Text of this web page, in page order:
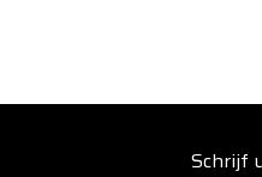
Schrijf